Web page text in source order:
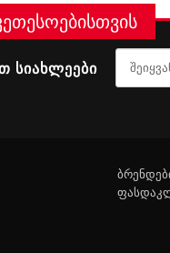
ᲡᲘᲐᲮᲚᲔᲔᲑᲘ